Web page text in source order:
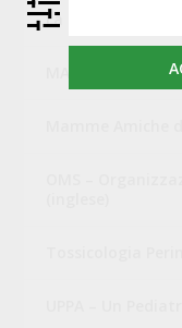
La Leche League
MAMI-